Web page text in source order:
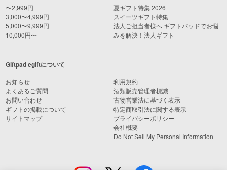
〜2,999円
3,000〜4,999円
5,000〜9,999円
10,000円〜
夏ギフト特集 2026
スイーツギフト特集
法人ご担当者様へ ギフトパッドでお悩
みを解決！法人ギフト
Giftpad egiftについて
お知らせ
よくあるご質問
お問い合わせ
ギフトの掲載について
サイトマップ
利用規約
酒類販売管理者標識
古物営業法に基づく表示
特定商取引法に関する表示
プライバシーポリシー
会社概要
Do Not Sell My Personal Information